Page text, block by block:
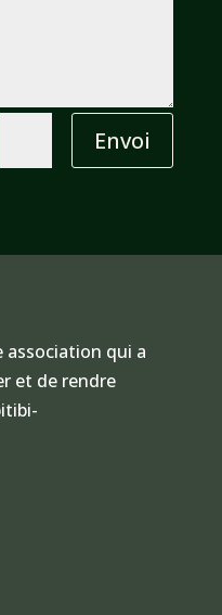
Envoi
association qui a
et de rendre